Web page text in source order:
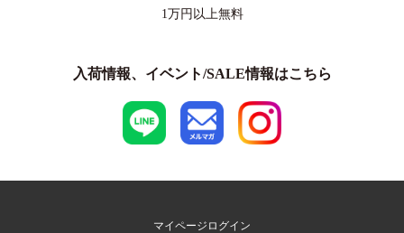
1万円以上無料
入荷情報、イベント/SALE情報はこちら
マイページログイン